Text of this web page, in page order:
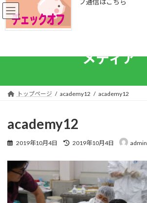
コ
ン
ナ
ビ
メディア
トップページ academy12 academy12
academy12
2019年10月4日
最
時
:
2019年10月4日 admin
組織概要
入会案内
事業内容
お知らせ